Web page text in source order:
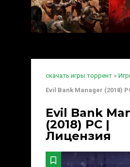
скачать игры торрент »
Evil Bank Manager (2018)
Evil Bank
(2018) PC |
Лицензия